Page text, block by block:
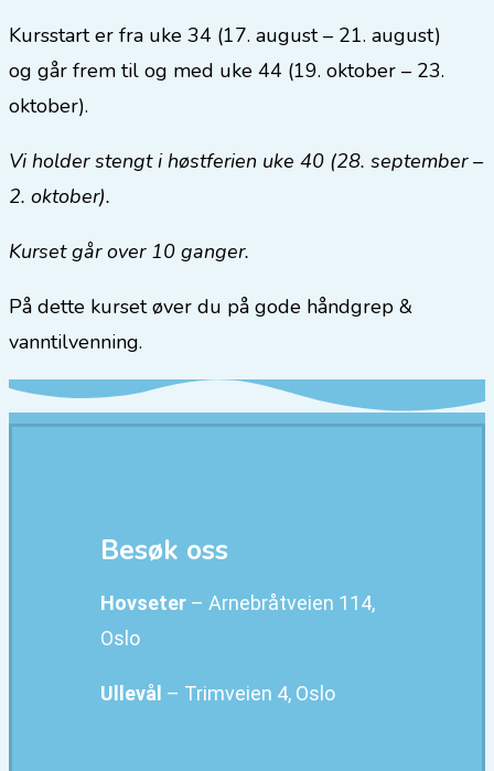
Kursstart er fra uke 34 (17. august – 21. august)
og går frem til og med uke 44 (19. oktober – 23.
oktober).
Vi holder stengt i høstferien uke 40 (28. september –
2. oktober).
Kurset går over 10 ganger.
På dette kurset øver du på gode håndgrep &
vanntilvenning.
Besøk oss
Hovseter – Arnebråtveien 114,
Oslo
Ullevål – Trimveien 4, Oslo